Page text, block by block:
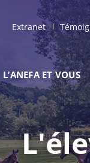
Extranet
L’ANEFA ET VOUS